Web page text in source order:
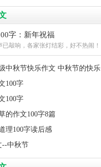
字：新年祝福
已敲响，各家张灯结彩，好不热闹！
中秋节快乐作文 中秋节的快乐
100字
100字
的作文100字8篇
理100字读后感
--中秋节